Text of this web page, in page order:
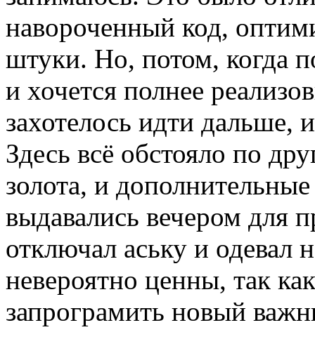
навороченный код,
штуки. Но, потом, когда
и хочется полнее
захотелось идти дальше,
Здесь всё обстояло по
золота, и
выдавались вечером для
отключал аську и
невероятно ценны, так
запрограмить новый